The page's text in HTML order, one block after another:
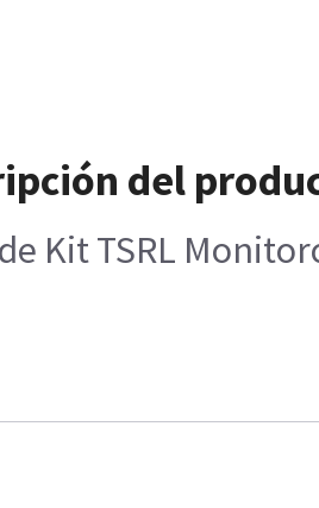
del
Kit TSRL